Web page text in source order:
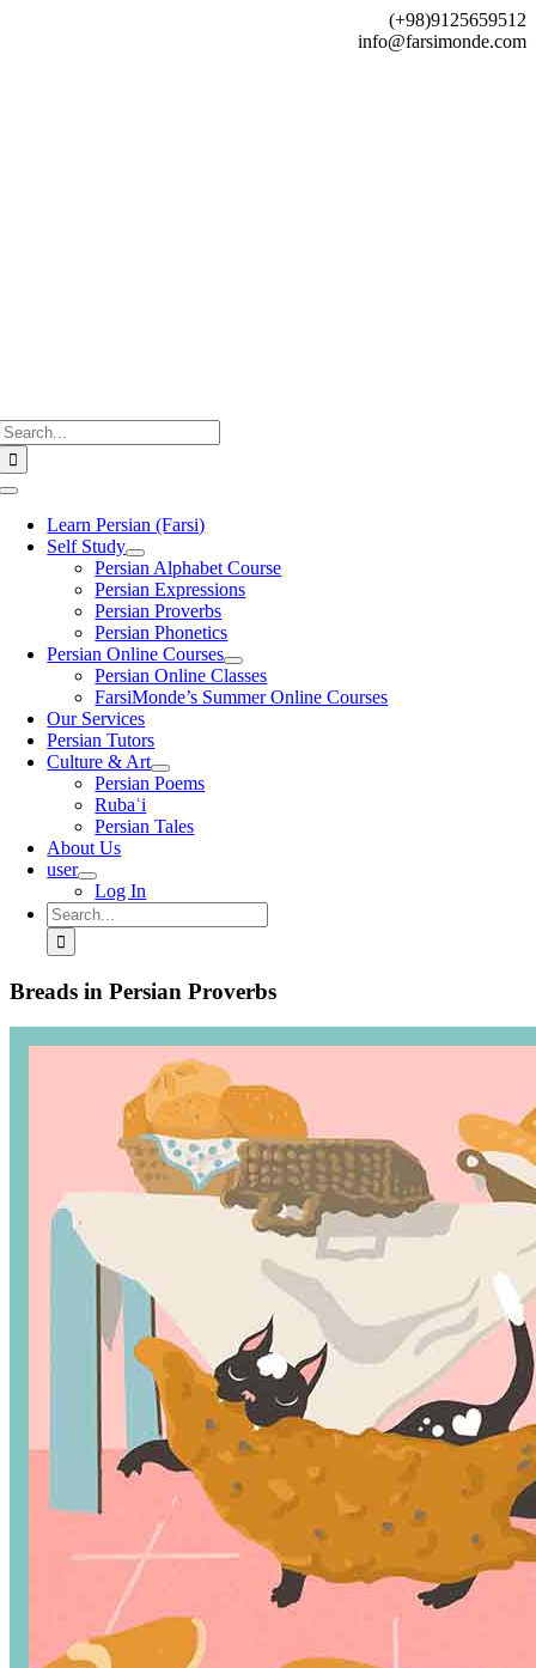
(+98)9125659512
info@farsimonde.com
Toggle
NavigationLearn Persian (Farsi)
Self Study
Persian Alphabet Course
Persian Expressions
Persian Proverbs
Persian Phonetics
Persian Online Courses
Persian Online Classes
FarsiMonde’s Summer Online Courses
Our Services
Persian Tutors
Culture & Art
Persian Poems
Rubaʿi
Persian Tales
About Us
user
Log In
Search
for:
Breads in Persian Proverbs